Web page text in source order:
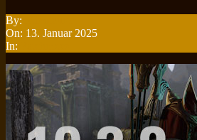
By:
On: 13. Januar 2025
In: